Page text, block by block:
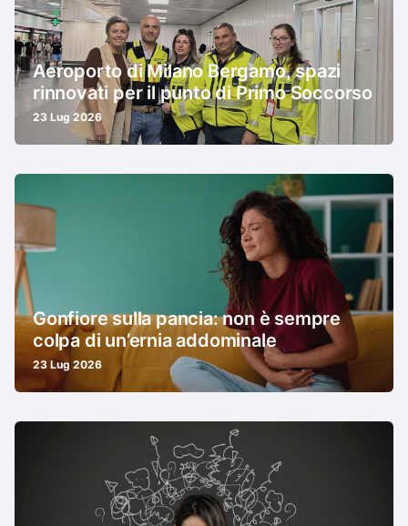
Aeroporto di Milano Bergamo, spazi
rinnovati per il punto di Primo Soccorso
23 Lug 2026
Gonfiore sulla pancia: non è sempre
colpa di un’ernia addominale
23 Lug 2026